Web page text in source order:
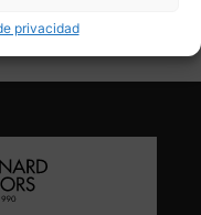
privacidad